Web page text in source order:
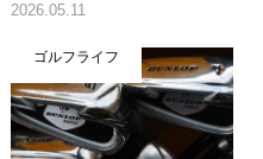
2026.05.11
ゴルフライフ